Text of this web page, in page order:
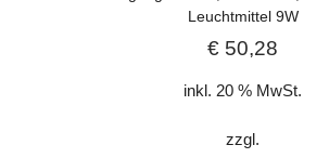
Leuchtmittel 9W
€ 50,28
inkl. 20 % MwSt.
zzgl.